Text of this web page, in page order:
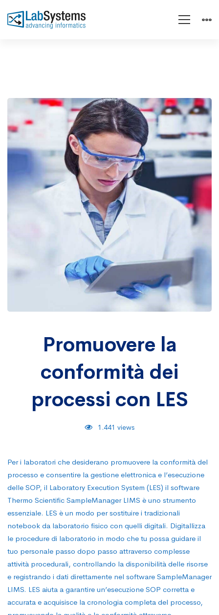
Promuovere
conformità
processi
con
LES
Promuovere la
conformità dei
processi con LES
1.441 views
Per i laboratori che desiderano promuovere la conformità del
processo e consentire la gestione elettronica e l’esecuzione
delle SOP, il Laboratory Execution System (LES) il software
Thermo Scientific SampleManager LIMS è uno strumento
essenziale. LES è un modo per sostituire i tradizionali
notebook da laboratorio fisico con quelli digitali. Digitallizza
le procedure di laboratorio in modo che tu possa guidare il
tuo personale passo dopo passo attraverso complesse
attività procedurali, controllando la disponibilità delle risorse
e registrando i dati direttamente nel software SampleManager
LIMS. LES aiuta a garantire un’esecuzione SOP corretta e
accurata e acquisisce la cronologia completa del processo,